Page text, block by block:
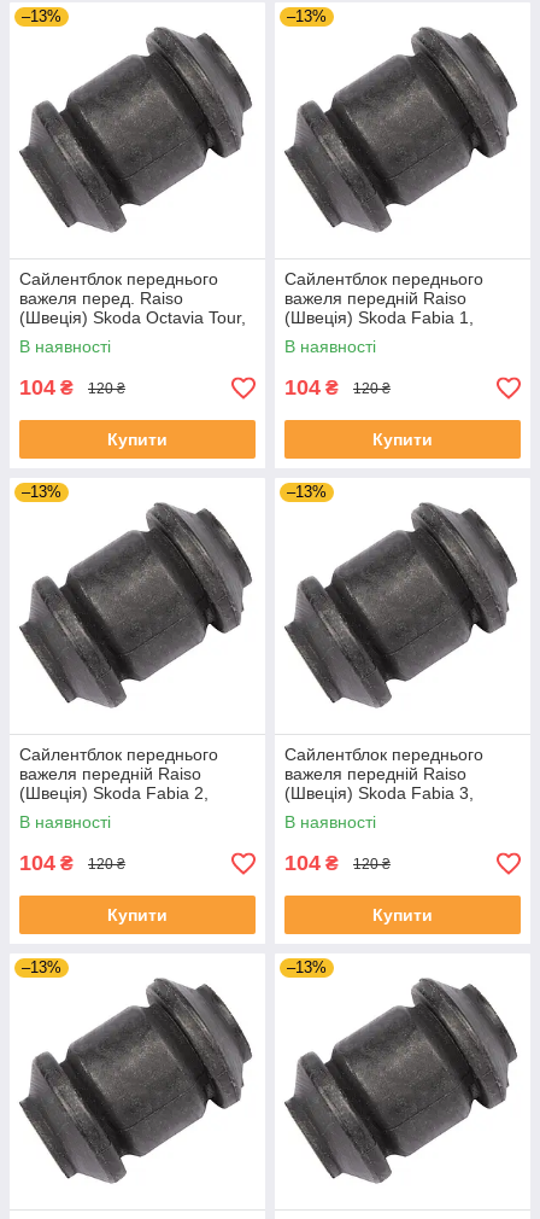
–13%
Сайлентблок переднього
важеля перед. Raiso
(Швеція) Skoda Octavia Tour,
Октавія Тур 96- #RL-1J0182V
UAJOTLS4
В наявності
104 ₴ 120 ₴
Купити
–13%
Сайлентблок переднього
важеля передній Raiso
(Швеція) Skoda Fabia 1,
Шкода Фабія 1 99-08 #RL-
1J0182V UAXPUCH4
В наявності
104 ₴ 120 ₴
Купити
–13%
Сайлентблок переднього
важеля передній Raiso
(Швеція) Skoda Fabia 2,
Шкода Фабія 2 06-14 #RL-
1J0182V UADIKZU4
В наявності
104 ₴ 120 ₴
Купити
–13%
Сайлентблок переднього
важеля передній Raiso
(Швеція) Skoda Fabia 3,
Шкода Фабія 3 14-21 #RL-
1J0182V UATXDAZ4
В наявності
104 ₴ 120 ₴
Купити
–13% –13%